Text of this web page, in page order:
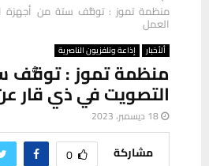
منظمة تموز : توقُّف ستة من أجهزة
العمل
ألأخبار إذاعة وتلفزيون الناصرية
منظمة تموز : توقُّف
التصويت في ذي قار
18 ديسمبر، 2023
مشاركة 0